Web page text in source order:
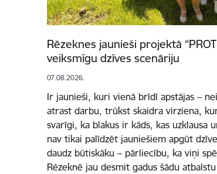
Rēzeknes jaunieši projektā
veiksmīgu dzīves scenāriju
07.08.2026.
Ir jaunieši, kuri vienā brīdī apstājas –
atrast darbu, trūkst skaidra virziena,
svarīgi, ka blakus ir kāds, kas uzklausa
nav tikai palīdzēt jauniešiem apgūt
daudz būtiskāku – pārliecību, ka viņi
Rēzeknē jau desmit gadus šādu